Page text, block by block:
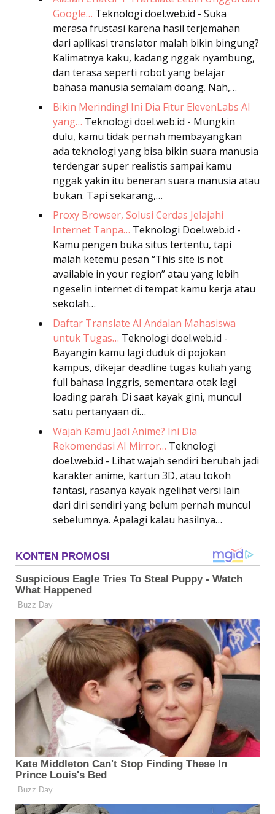
Google… Teknologi doel.web.id - Suka
merasa frustasi karena hasil terjemahan
dari aplikasi translator malah bikin bingung?
Kalimatnya kaku, kadang nggak nyambung,
dan terasa seperti robot yang belajar
bahasa manusia semalam doang. Nah,…
Bikin Merinding! Ini Dia Fitur ElevenLabs AI
yang… Teknologi doel.web.id - Mungkin
dulu, kamu tidak pernah membayangkan
ada teknologi yang bisa bikin suara manusia
terdengar super realistis sampai kamu
nggak yakin itu beneran suara manusia atau
bukan. Tapi sekarang,…
Proxy Browser, Solusi Cerdas Jelajahi
Internet Tanpa… Teknologi Doel.web.id -
Kamu pengen buka situs tertentu, tapi
malah ketemu pesan “This site is not
available in your region” atau yang lebih
ngeselin internet di tempat kamu kerja atau
sekolah…
Daftar Translate AI Andalan Mahasiswa
untuk Tugas… Teknologi doel.web.id -
Bayangin kamu lagi duduk di pojokan
kampus, dikejar deadline tugas kuliah yang
full bahasa Inggris, sementara otak lagi
loading parah. Di saat kayak gini, muncul
satu pertanyaan di…
Wajah Kamu Jadi Anime? Ini Dia
Rekomendasi AI Mirror… Teknologi
doel.web.id - Lihat wajah sendiri berubah jadi
karakter anime, kartun 3D, atau tokoh
fantasi, rasanya kayak ngelihat versi lain
dari diri sendiri yang belum pernah muncul
sebelumnya. Apalagi kalau hasilnya…